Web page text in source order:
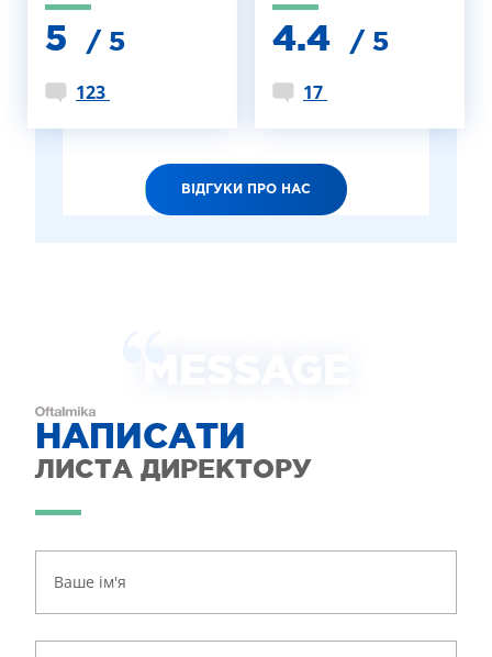
5 / 5
123
4.4 / 5
17
ВІДГУКИ ПРО НАС
НАПИСАТИ
ЛИСТА ДИРЕКТОРУ